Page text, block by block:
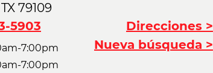
79109
5903
7:00pm
7:00pm
Direcciones >
Nueva búsqueda >